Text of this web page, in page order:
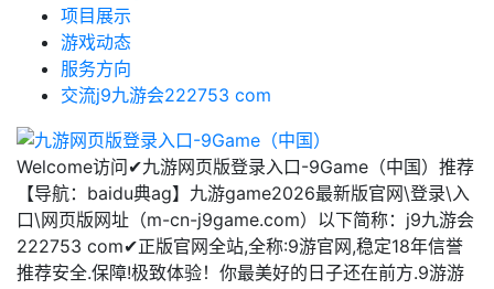
项目展示
游戏动态
服务方向
交流j9九游会222753 com
Welcome访问✔九游网页版登录入口-9Game（中国）推荐
【导航：baidu典ag】九游game2026最新版官网\登录\入
口\网页版网址（m-cn-j9game.com）以下简称：j9九游会
222753 com✔正版官网全站,全称:9游官网,稳定18年信誉
推荐安全.保障!极致体验！你最美好的日子还在前方.9游游